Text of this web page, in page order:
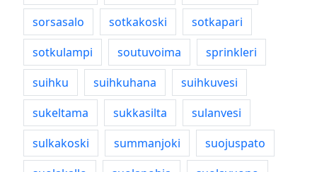
sorsasalo sotkakoski
sotkapari
sotkulampi
soutuvoima
sprinkleri
suihku
suihkuhana
suihkuvesi
sukeltama
sukkasilta
sulanvesi
sulkakoski
summanjoki
suojuspato